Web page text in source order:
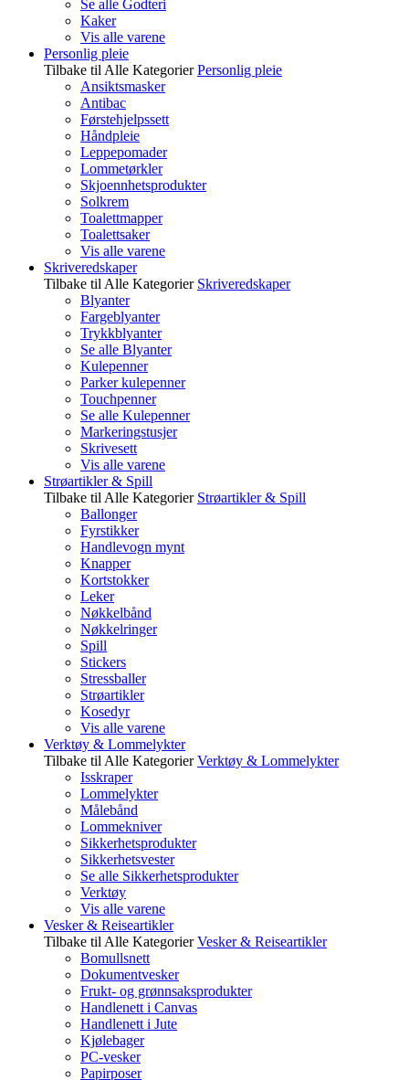
Se alle Godteri
Kaker
Vis alle varene
Personlig pleie
Tilbake til Alle Kategorier Personlig pleie
Ansiktsmasker
Antibac
Førstehjelpssett
Håndpleie
Leppepomader
Lommetørkler
Skjoennhetsprodukter
Solkrem
Toalettmapper
Toalettsaker
Vis alle varene
Skriveredskaper
Tilbake til Alle Kategorier Skriveredskaper
Blyanter
Fargeblyanter
Trykkblyanter
Se alle Blyanter
Kulepenner
Parker kulepenner
Touchpenner
Se alle Kulepenner
Markeringstusjer
Skrivesett
Vis alle varene
Strøartikler & Spill
Tilbake til Alle Kategorier Strøartikler & Spill
Ballonger
Fyrstikker
Handlevogn mynt
Knapper
Kortstokker
Leker
Nøkkelbånd
Nøkkelringer
Spill
Stickers
Stressballer
Strøartikler
Kosedyr
Vis alle varene
Verktøy & Lommelykter
Tilbake til Alle Kategorier Verktøy & Lommelykter
Isskraper
Lommelykter
Målebånd
Lommekniver
Sikkerhetsprodukter
Sikkerhetsvester
Se alle Sikkerhetsprodukter
Verktøy
Vis alle varene
Vesker & Reiseartikler
Tilbake til Alle Kategorier Vesker & Reiseartikler
Bomullsnett
Dokumentvesker
Frukt- og grønnsaksprodukter
Handlenett i Canvas
Handlenett i Jute
Kjølebager
PC-vesker
Papirposer